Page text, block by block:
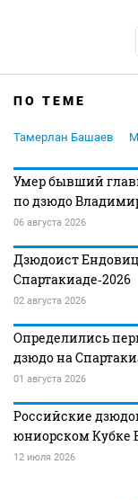
ПО ТЕМЕ
Тамерлан Башаев
Умер бывший
по дзюдо
06 августа 2026
Дзюдоист
Спартакиаде‑2026
02 августа 2026
Определились
дзюдо на
01 августа 2026
Российские
юниорском Кубке
12 июля 2026